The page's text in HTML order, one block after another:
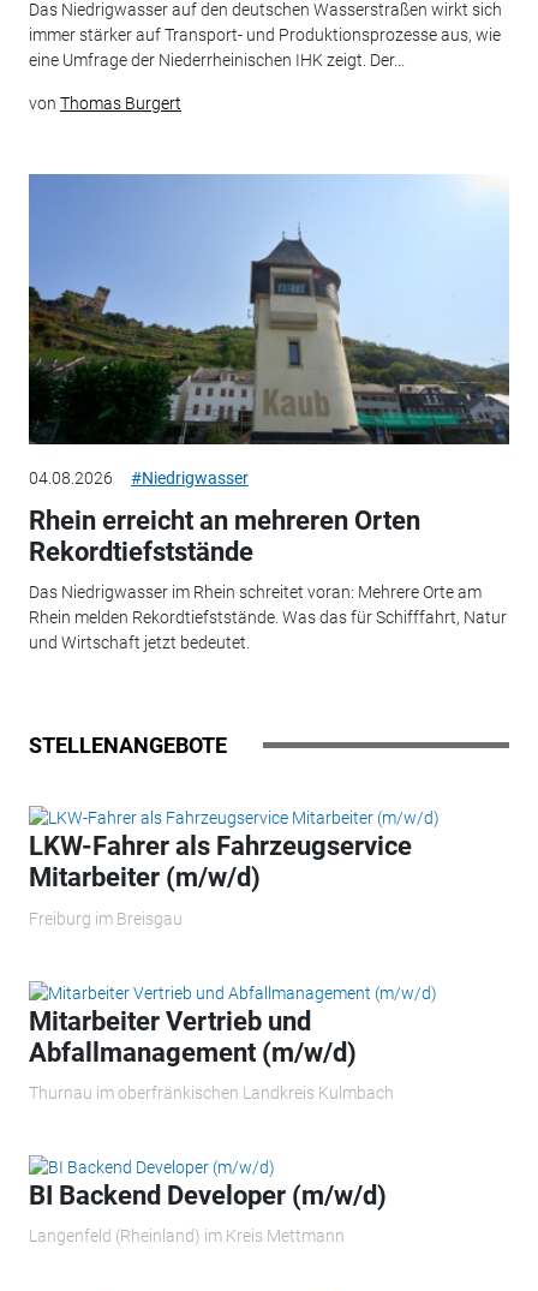
Das Niedrigwasser auf den deutschen Wasserstraßen wirkt sich
immer stärker auf Transport- und Produktionsprozesse aus, wie
eine Umfrage der Niederrheinischen IHK zeigt. Der...
von Thomas Burgert
04.08.2026 #Niedrigwasser
Rhein erreicht an mehreren Orten
Rekordtiefststände
Das Niedrigwasser im Rhein schreitet voran: Mehrere Orte am
Rhein melden Rekordtiefststände. Was das für Schifffahrt, Natur
und Wirtschaft jetzt bedeutet.
STELLENANGEBOTE
LKW-Fahrer als Fahrzeugservice
Mitarbeiter (m/w/d)
Freiburg im Breisgau
Mitarbeiter Vertrieb und
Abfallmanagement (m/w/d)
Thurnau im oberfränkischen Landkreis Kulmbach
BI Backend Developer (m/w/d)
Langenfeld (Rheinland) im Kreis Mettmann